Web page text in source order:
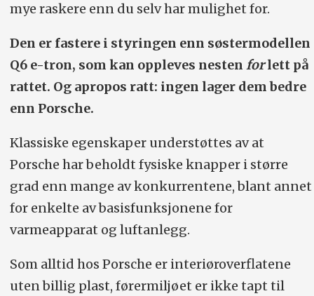
mye raskere enn du selv har mulighet for.
Den er fastere i styringen enn søstermodellen
Q6 e-tron, som kan oppleves nesten forlett på
rattet. Og apropos ratt: ingen lager dem bedre
enn Porsche.
Klassiske egenskaper understøttes av at
Porsche har beholdt fysiske knapper i større
grad enn mange av konkurrentene, blant annet
for enkelte av basisfunksjonene for
varmeapparat og luftanlegg.
Som alltid hos Porsche er interiøroverflatene
uten billig plast, førermiljøet er ikke tapt til